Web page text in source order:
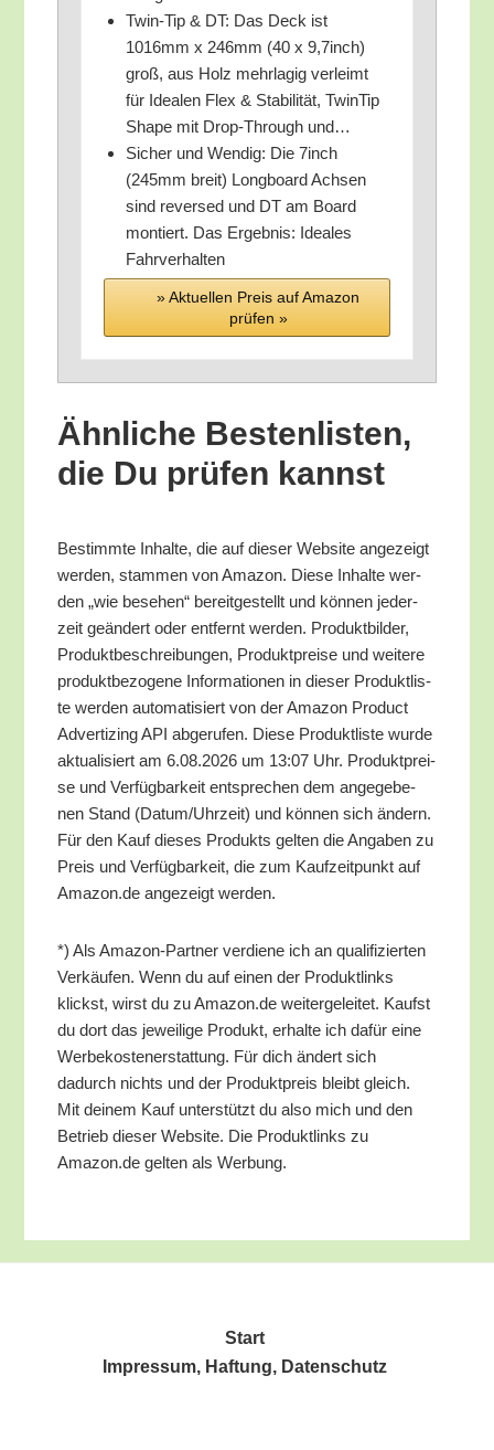
Twin-Tip & DT: Das Deck ist
1016mm x 246mm (40 x 9,7inch)
groß, aus Holz mehr­la­gig ver­leimt
für Idea­len Flex & Sta­bi­li­tät, Twin­Tip
Shape mit Drop-Through und…
Sicher und Wen­dig: Die 7inch
(245mm breit) Long­board Ach­sen
sind rever­sed und DT am Board
mon­tiert. Das Ergeb­nis: Idea­les
Fahrverhalten
» Aktu­el­len Preis auf Ama­zon
prü­fen »
Ähn­li­che Bes­ten­lis­ten,
die Du prü­fen kannst
Bestimm­te Inhal­te, die auf die­ser Web­site ange­zeigt
wer­den, stam­men von Ama­zon. Die­se Inhal­te wer­
den „wie bese­hen“ bereit­ge­stellt und kön­nen jeder­
zeit geän­dert oder ent­fernt wer­den. Pro­dukt­bil­der,
Pro­dukt­be­schrei­bun­gen, Pro­dukt­prei­se und wei­te­re
pro­dukt­be­zo­ge­ne Infor­ma­tio­nen in die­ser Pro­dukt­lis­
te wer­den auto­ma­ti­siert von der Ama­zon Pro­duct
Adver­tiz­ing API abge­ru­fen. Die­se Pro­dukt­lis­te wur­de
aktua­li­siert am 6.08.2026 um 13:07 Uhr. Pro­dukt­prei­
se und Ver­füg­bar­keit ent­spre­chen dem ange­ge­be­
nen Stand (Datum/​Uhrzeit) und kön­nen sich ändern.
Für den Kauf die­ses Pro­dukts gel­ten die Anga­ben zu
Preis und Ver­füg­bar­keit, die zum Kauf­zeit­punkt auf
Amazon.de ange­zeigt werden.
*) Als Ama­zon-Part­ner ver­die­ne ich an qua­li­fi­zier­ten
Ver­käu­fen. Wenn du auf einen der Pro­dukt­links
klickst, wirst du zu Amazon.de wei­ter­ge­lei­tet. Kaufst
du dort das jewei­li­ge Pro­dukt, erhal­te ich dafür eine
Wer­be­kos­ten­er­stat­tung. Für dich ändert sich
dadurch nichts und der Pro­dukt­preis bleibt gleich.
Mit dei­nem Kauf unter­stützt du also mich und den
Betrieb die­ser Web­site. Die Pro­dukt­links zu
Amazon.de gel­ten als Werbung.
Start
Impres­sum, Haf­tung, Datenschutz